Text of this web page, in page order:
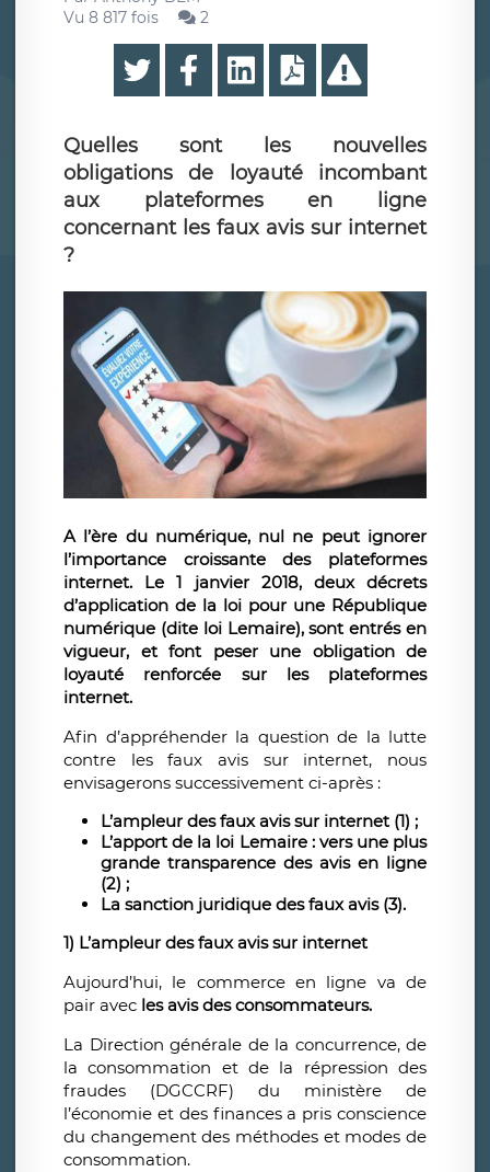
Vu 8 817 fois
2
Quelles sont les nouvelles
obligations de loyauté incombant
aux plateformes en ligne
concernant les faux avis sur internet
?
A l’ère du numérique, nul ne peut ignorer
l’importance croissante des plateformes
internet. Le 1 janvier 2018, deux décrets
d’application de la loi pour une République
numérique (dite loi Lemaire), sont entrés en
vigueur, et font peser une obligation de
loyauté renforcée sur les plateformes
internet.
Afin d’appréhender la question de la lutte
contre les faux avis sur internet, nous
envisagerons successivement ci-après :
L’ampleur des faux avis sur internet (1) ;
L’apport de la loi Lemaire : vers une plus
grande transparence des avis en ligne
(2) ;
La sanction juridique des faux avis (3).
1) L’ampleur des faux avis sur internet
Aujourd’hui, le commerce en ligne va de
pair avec les avis des consommateurs.
La Direction générale de la concurrence, de
la consommation et de la répression des
fraudes (DGCCRF) du ministère de
l’économie et des finances a pris conscience
du changement des méthodes et modes de
consommation.